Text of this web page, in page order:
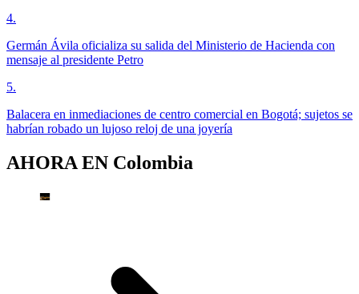
4.
Germán Ávila oficializa su salida del Ministerio de Hacienda con
mensaje al presidente Petro
5.
Balacera en inmediaciones de centro comercial en Bogotá; sujetos se
habrían robado un lujoso reloj de una joyería
AHORA EN Colombia